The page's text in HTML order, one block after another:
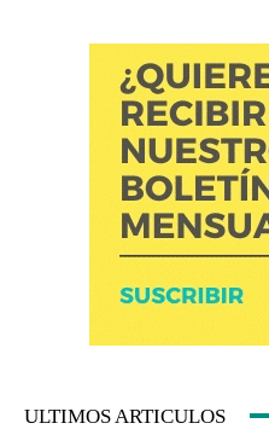
ULTIMOS ARTICULOS